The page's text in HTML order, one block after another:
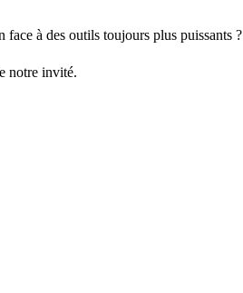
face à des outils toujours plus puissants ?
notre invité.